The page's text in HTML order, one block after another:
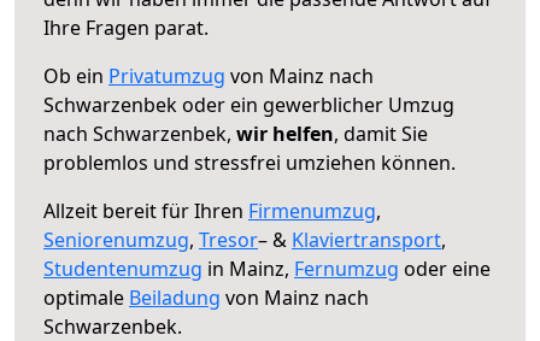
Ihre Fragen parat.
Ob ein Privatumzug von Mainz nach
Schwarzenbek oder ein gewerblicher Umzug
nach Schwarzenbek, wir helfen, damit Sie
problemlos und stressfrei umziehen können.
Allzeit bereit für Ihren Firmenumzug,
Seniorenumzug, Tresor– & Klaviertransport,
Studentenumzug in Mainz, Fernumzug oder eine
optimale Beiladung von Mainz nach
Schwarzenbek.